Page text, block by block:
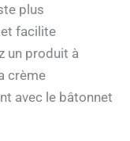
plus
facilite
un produit à
crème
avec le bâtonnet